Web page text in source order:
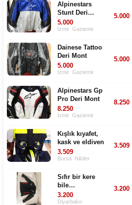
Alpinestars
Stunt Deri
Mont
5.000
İzmir Gaziemir
5.000
Dainese Tattoo
Deri Mont
5.000
İzmir Gaziemir
5.000
Alpinestars Gp
Pro Deri Mont
8.250
İzmir Gaziemir
8.250
Kışlık kıyafet,
kask ve eldiven
3.509
Bursa Nilüfer
3.509
Sıfır bir kere
bile
kullanilmamisa
3.200
Diyarbakır
3.200